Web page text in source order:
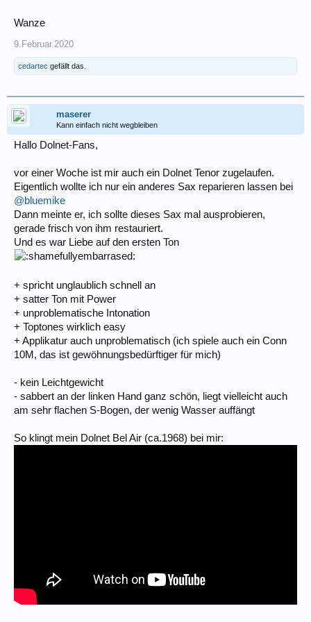
Wanze
9.Februar.2020
cedartec gefällt das.
maserer
Kann einfach nicht wegbleiben
Hallo Dolnet-Fans,
vor einer Woche ist mir auch ein Dolnet Tenor zugelaufen.
Eigentlich wollte ich nur ein anderes Sax reparieren lassen bei
@bluemike
Dann meinte er, ich sollte dieses Sax mal ausprobieren,
gerade frisch von ihm restauriert.
Und es war Liebe auf den ersten Ton
+ spricht unglaublich schnell an
+ satter Ton mit Power
+ unproblematische Intonation
+ Toptones wirklich easy
+ Applikatur auch unproblematisch (ich spiele auch ein Conn
10M, das ist gewöhnungsbedürftiger für mich)
- kein Leichtgewicht
- sabbert an der linken Hand ganz schön, liegt vielleicht auch
am sehr flachen S-Bogen, der wenig Wasser auffängt
So klingt mein Dolnet Bel Air (ca.1968) bei mir: